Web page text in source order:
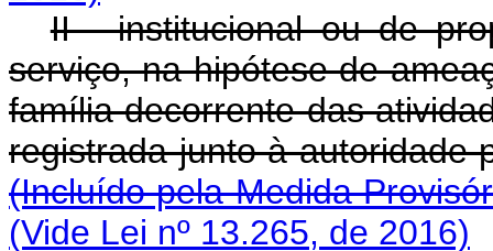
II - institucional ou de
serviço, na hipótese de
família decorrente das
registrada junto à
(Incluído pela Medida
(Vide Lei nº 13.265, de 2016)